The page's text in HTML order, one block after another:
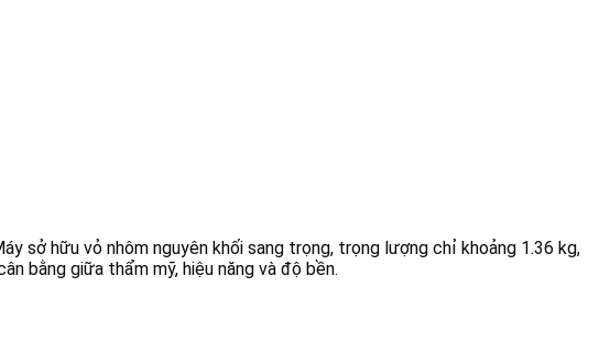
sở hữu vỏ nhôm nguyên khối sang trọng, trọng lượng chỉ khoảng 1.36 kg,
bằng giữa thẩm mỹ, hiệu năng và độ bền.